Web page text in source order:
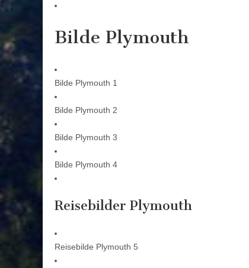
Bilde Plymouth
Bilde Plymouth 1
Bilde Plymouth 2
Bilde Plymouth 3
Bilde Plymouth 4
Reisebilder Plymouth
Reisebilde Plymouth 5